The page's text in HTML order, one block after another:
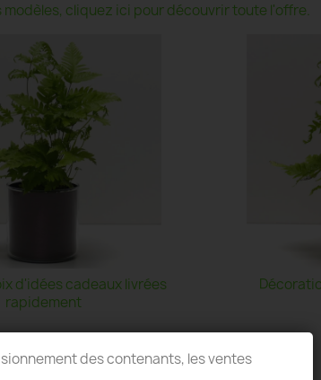
cliquez ici pour découvrir toute l'offre.
d'idées cadeaux livrées
rapidement
des contenants, les ventes